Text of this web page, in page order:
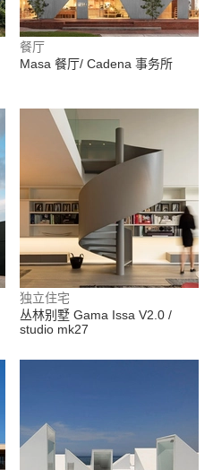
餐厅
Masa 餐厅/ Cadena 事务所
独立住宅
丛林别墅 Gama Issa V2.0 /
studio mk27